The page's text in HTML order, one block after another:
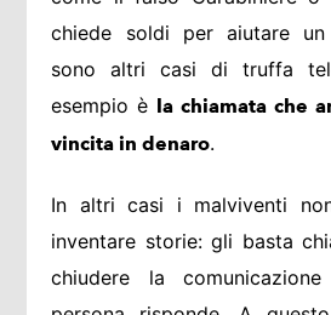
chiede soldi per aiutare
sono altri casi di truffa
esempio è
la chiamata che
vincita in denaro.
In altri casi i malviventi
inventare storie: gli basta
chiudere la